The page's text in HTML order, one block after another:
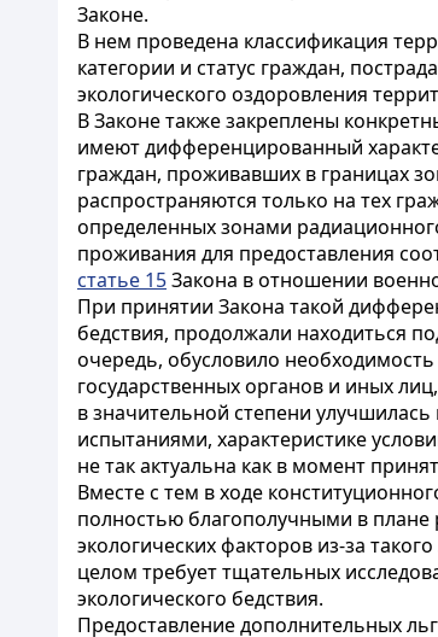
Законе.
В нем проведена классификация
категории и статус граждан,
экологического оздоровления
В Законе также закреплены
имеют дифференцированный
граждан, проживавших в границах
распространяются только на тех
определенных зонами
проживания для предоставления
статье 15Закона в отношении
При принятии Закона такой
бедствия, продолжали находиться
очередь, обусловило
государственных органов и иных
в значительной степени
испытаниями, характеристике
не так актуальна как в момент
Вместе с тем в ходе
полностью благополучными в
экологических факторов из-за
целом требует тщательных
экологического бедствия.
Предоставление дополнительных